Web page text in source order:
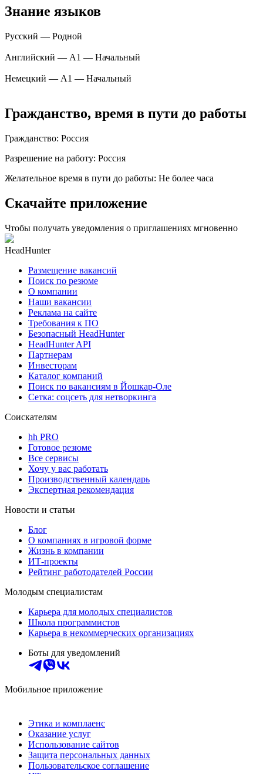
Знание языков
Русский — Родной
Английский — A1 — Начальный
Немецкий — A1 — Начальный
Гражданство, время в пути до работы
Гражданство: Россия
Разрешение на работу: Россия
Желательное время в пути до работы: Не более часа
Скачайте приложение
Чтобы получать уведомления о приглашениях мгновенно
HeadHunter
Размещение вакансий
Поиск по резюме
О компании
Наши вакансии
Реклама на сайте
Требования к ПО
Безопасный HeadHunter
HeadHunter API
Партнерам
Инвесторам
Каталог компаний
Поиск по вакансиям в Йошкар-Оле
Сетка: соцсеть для нетворкинга
Соискателям
hh PRO
Готовое резюме
Все сервисы
Хочу у вас работать
Производственный календарь
Экспертная рекомендация
Новости и статьи
Блог
О компаниях в игровой форме
Жизнь в компании
ИТ-проекты
Рейтинг работодателей России
Молодым специалистам
Карьера для молодых специалистов
Школа программистов
Карьера в некоммерческих организациях
Боты для уведомлений
Мобильное приложение
Этика и комплаенс
Оказание услуг
Использование сайтов
Защита персональных данных
Пользовательское соглашение